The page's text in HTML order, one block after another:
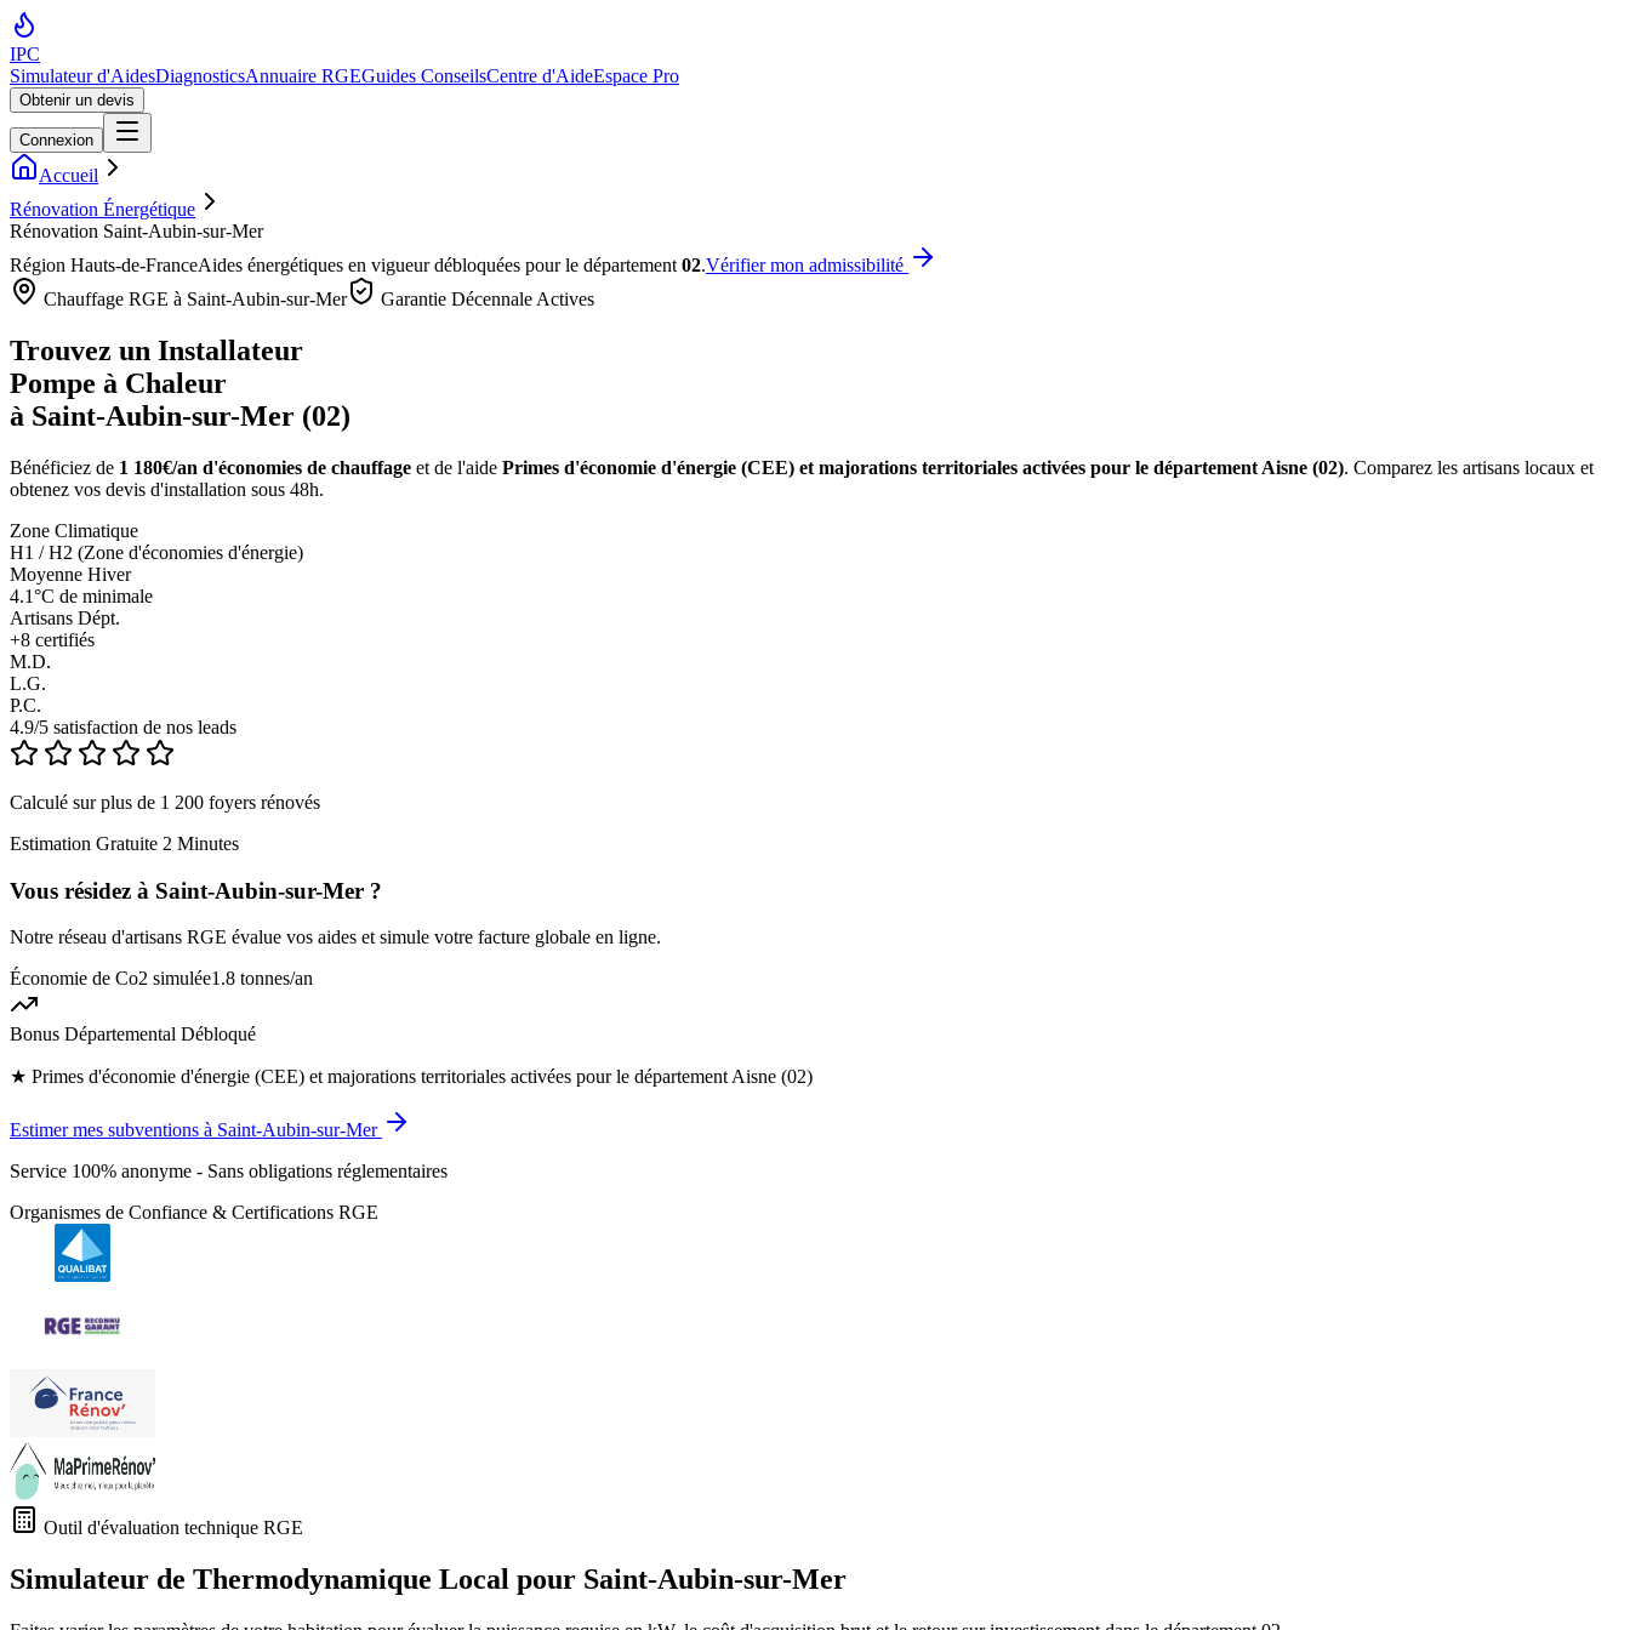
IPC
Simulateur d'AidesDiagnosticsAnnuaire RGEGuides ConseilsCentre d'AideEspace Pro
Obtenir un devis
Connexion
Accueil
Rénovation Énergétique
Rénovation Saint-Aubin-sur-Mer
Région Hauts-de-FranceAides énergétiques en vigueur débloquées pour le département 02.Vérifier mon admissibilité
Chauffage RGE à Saint-Aubin-sur-Mer Garantie Décennale Actives
Trouvez un Installateur
Pompe à Chaleur
à Saint-Aubin-sur-Mer (02)
Bénéficiez de 1 180€/an d'économies de chauffage et de l'aide Primes d'économie d'énergie (CEE) et majorations territoriales activées pour le département Aisne (02). Comparez les artisans locaux et
obtenez vos devis d'installation sous 48h.
Zone Climatique
H1 / H2 (Zone d'économies d'énergie)
Moyenne Hiver
4.1°C de minimale
Artisans Dépt.
+8 certifiés
M.D.
L.G.
P.C.
4.9/5 satisfaction de nos leads
Calculé sur plus de 1 200 foyers rénovés
Estimation Gratuite 2 Minutes
Vous résidez à Saint-Aubin-sur-Mer ?
Notre réseau d'artisans RGE évalue vos aides et simule votre facture globale en ligne.
Économie de Co2 simulée1.8 tonnes/an
Bonus Départemental Débloqué
★ Primes d'économie d'énergie (CEE) et majorations territoriales activées pour le département Aisne (02)
Estimer mes subventions à Saint-Aubin-sur-Mer
Service 100% anonyme - Sans obligations réglementaires
Organismes de Confiance & Certifications RGE
Outil d'évaluation technique RGE
Simulateur de Thermodynamique Local pour Saint-Aubin-sur-Mer